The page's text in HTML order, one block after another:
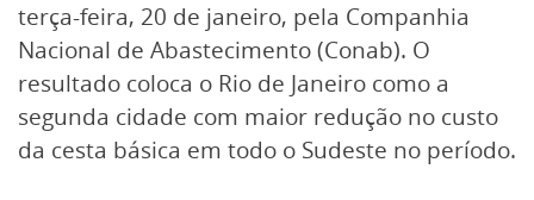
terça-feira, 20 de janeiro, pela Companhia
Nacional de Abastecimento (Conab). O
resultado coloca o Rio de Janeiro como a
segunda cidade com maior redução no custo
da cesta básica em todo o Sudeste no período.